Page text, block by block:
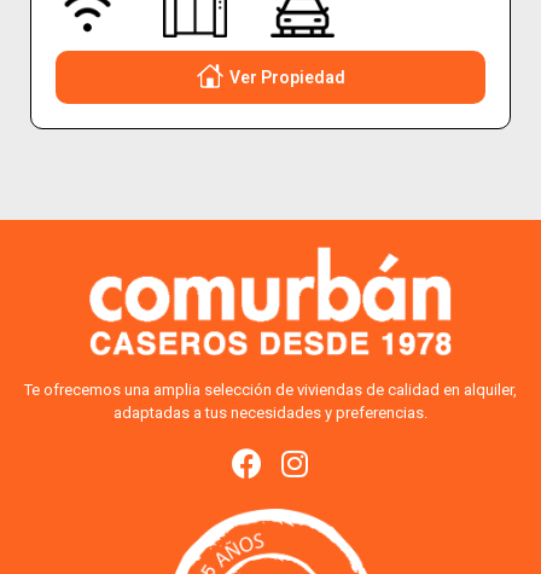
Ver Propiedad
Te ofrecemos una amplia selección de viviendas de calidad en alquiler,
adaptadas a tus necesidades y preferencias.